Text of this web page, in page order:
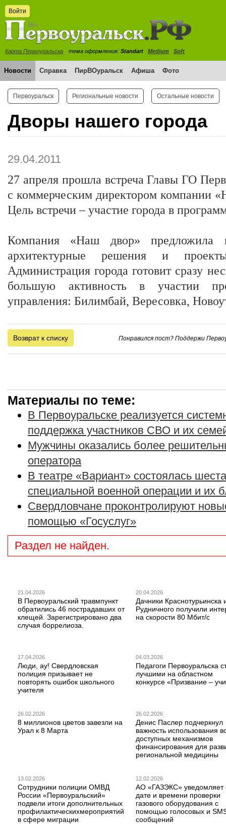
Войти
Карта Первоуральска тема оформления: Standart Medium Soft
Новости Справка ПирВОуральск Афиша Фото
Первоуральск Региональные новости Остальные новости
Дворы нашего города
29.04.2011
27 апреля прошла встреча Главы ГО
с коммерческим директором компании
Цель встречи – участие города в
Компания «Наш двор» предложила
архитектурные решения и
Администрация города готовит сразу
большую активность в участии
управления: Билимбай, Вересовка,
Возврат к списку Понравился пост? Поддержи
Материалы по теме:
В Первоуральске реализуется
поддержка участников СВО и их
Мужчины оказались более
оператора
В театре «Вариант» состоялась
специальной военной операции и их
Свердловчане проконтролируют
помощью «Госуслуг»
Раздел не найден.
21.04.2026
В Первоуральский травмпункт
обратились 46 пострадавших от
клещей. Зарегистрировано два
случая боррелиоза.
20.04.2026
Дачники Краснотурьинска
Рудничного получили
на скорости 80 Мбит/с
17.04.2026
Люди, ау! Свердловская
полиция призывает не
повторять ошибок школьного
учителя
04.03.2026
Педагоги Первоуральска
лучшими на областном
конкурсе «Призвание –
26.02.2026
8 миллионов цветов завезли на
Урал к 8 Марта
26.02.2026
Денис Паслер подчеркнул
важность использования
доступных механизмов
финансирования для
региональной медицины
13.02.2026
Сотрудники полиции ОМВД
России «Первоуральский»
подвели итоги дополнительных
профилактическихмероприятий
в сфере миграции
12.02.2026
АО «ГАЗЭКС» уведомляет
дате и времени проверки
газового оборудования с
помощью голосовых и
сообщений